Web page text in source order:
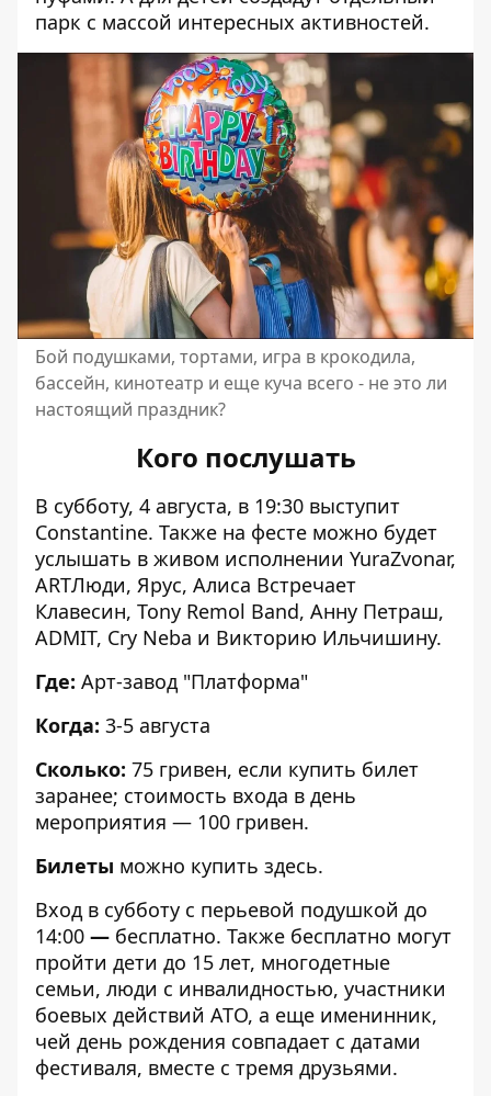
парк с массой интересных активностей.
Бой подушками, тортами, игра в крокодила,
бассейн, кинотеатр и еще куча всего - не это ли
настоящий праздник?
Кого послушать
В субботу, 4 августа, в 19:30 выступит
Constantine. Также на фесте можно будет
услышать в живом исполнении YuraZvonar,
ARTЛюди, Ярус, Алиса Встречает
Клавесин, Tony Remol Band, Анну Петраш,
ADMIT, Cry Neba и Викторию Ильчишину.
Где: Арт-завод "Платформа"
Когда: 3-5 августа
Сколько: 75 гривен, если купить билет
заранее; стоимость входа в день
мероприятия — 100 гривен.
Билеты можно купить здесь.
Вход в субботу с перьевой подушкой до
14:00 — бесплатно. Также бесплатно могут
пройти дети до 15 лет, многодетные
семьи, люди с инвалидностью, участники
боевых действий АТО, а еще именинник,
чей день рождения совпадает с датами
фестиваля, вместе с тремя друзьями.